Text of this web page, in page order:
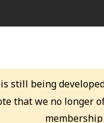
still being
that we no longer